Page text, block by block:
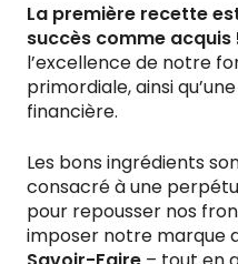
La première recette
succès comme acquis
l’excellence de notre
primordiale, ainsi
financière.
Les bons ingrédients
consacré à une
pour repousser nos
imposer notre marque